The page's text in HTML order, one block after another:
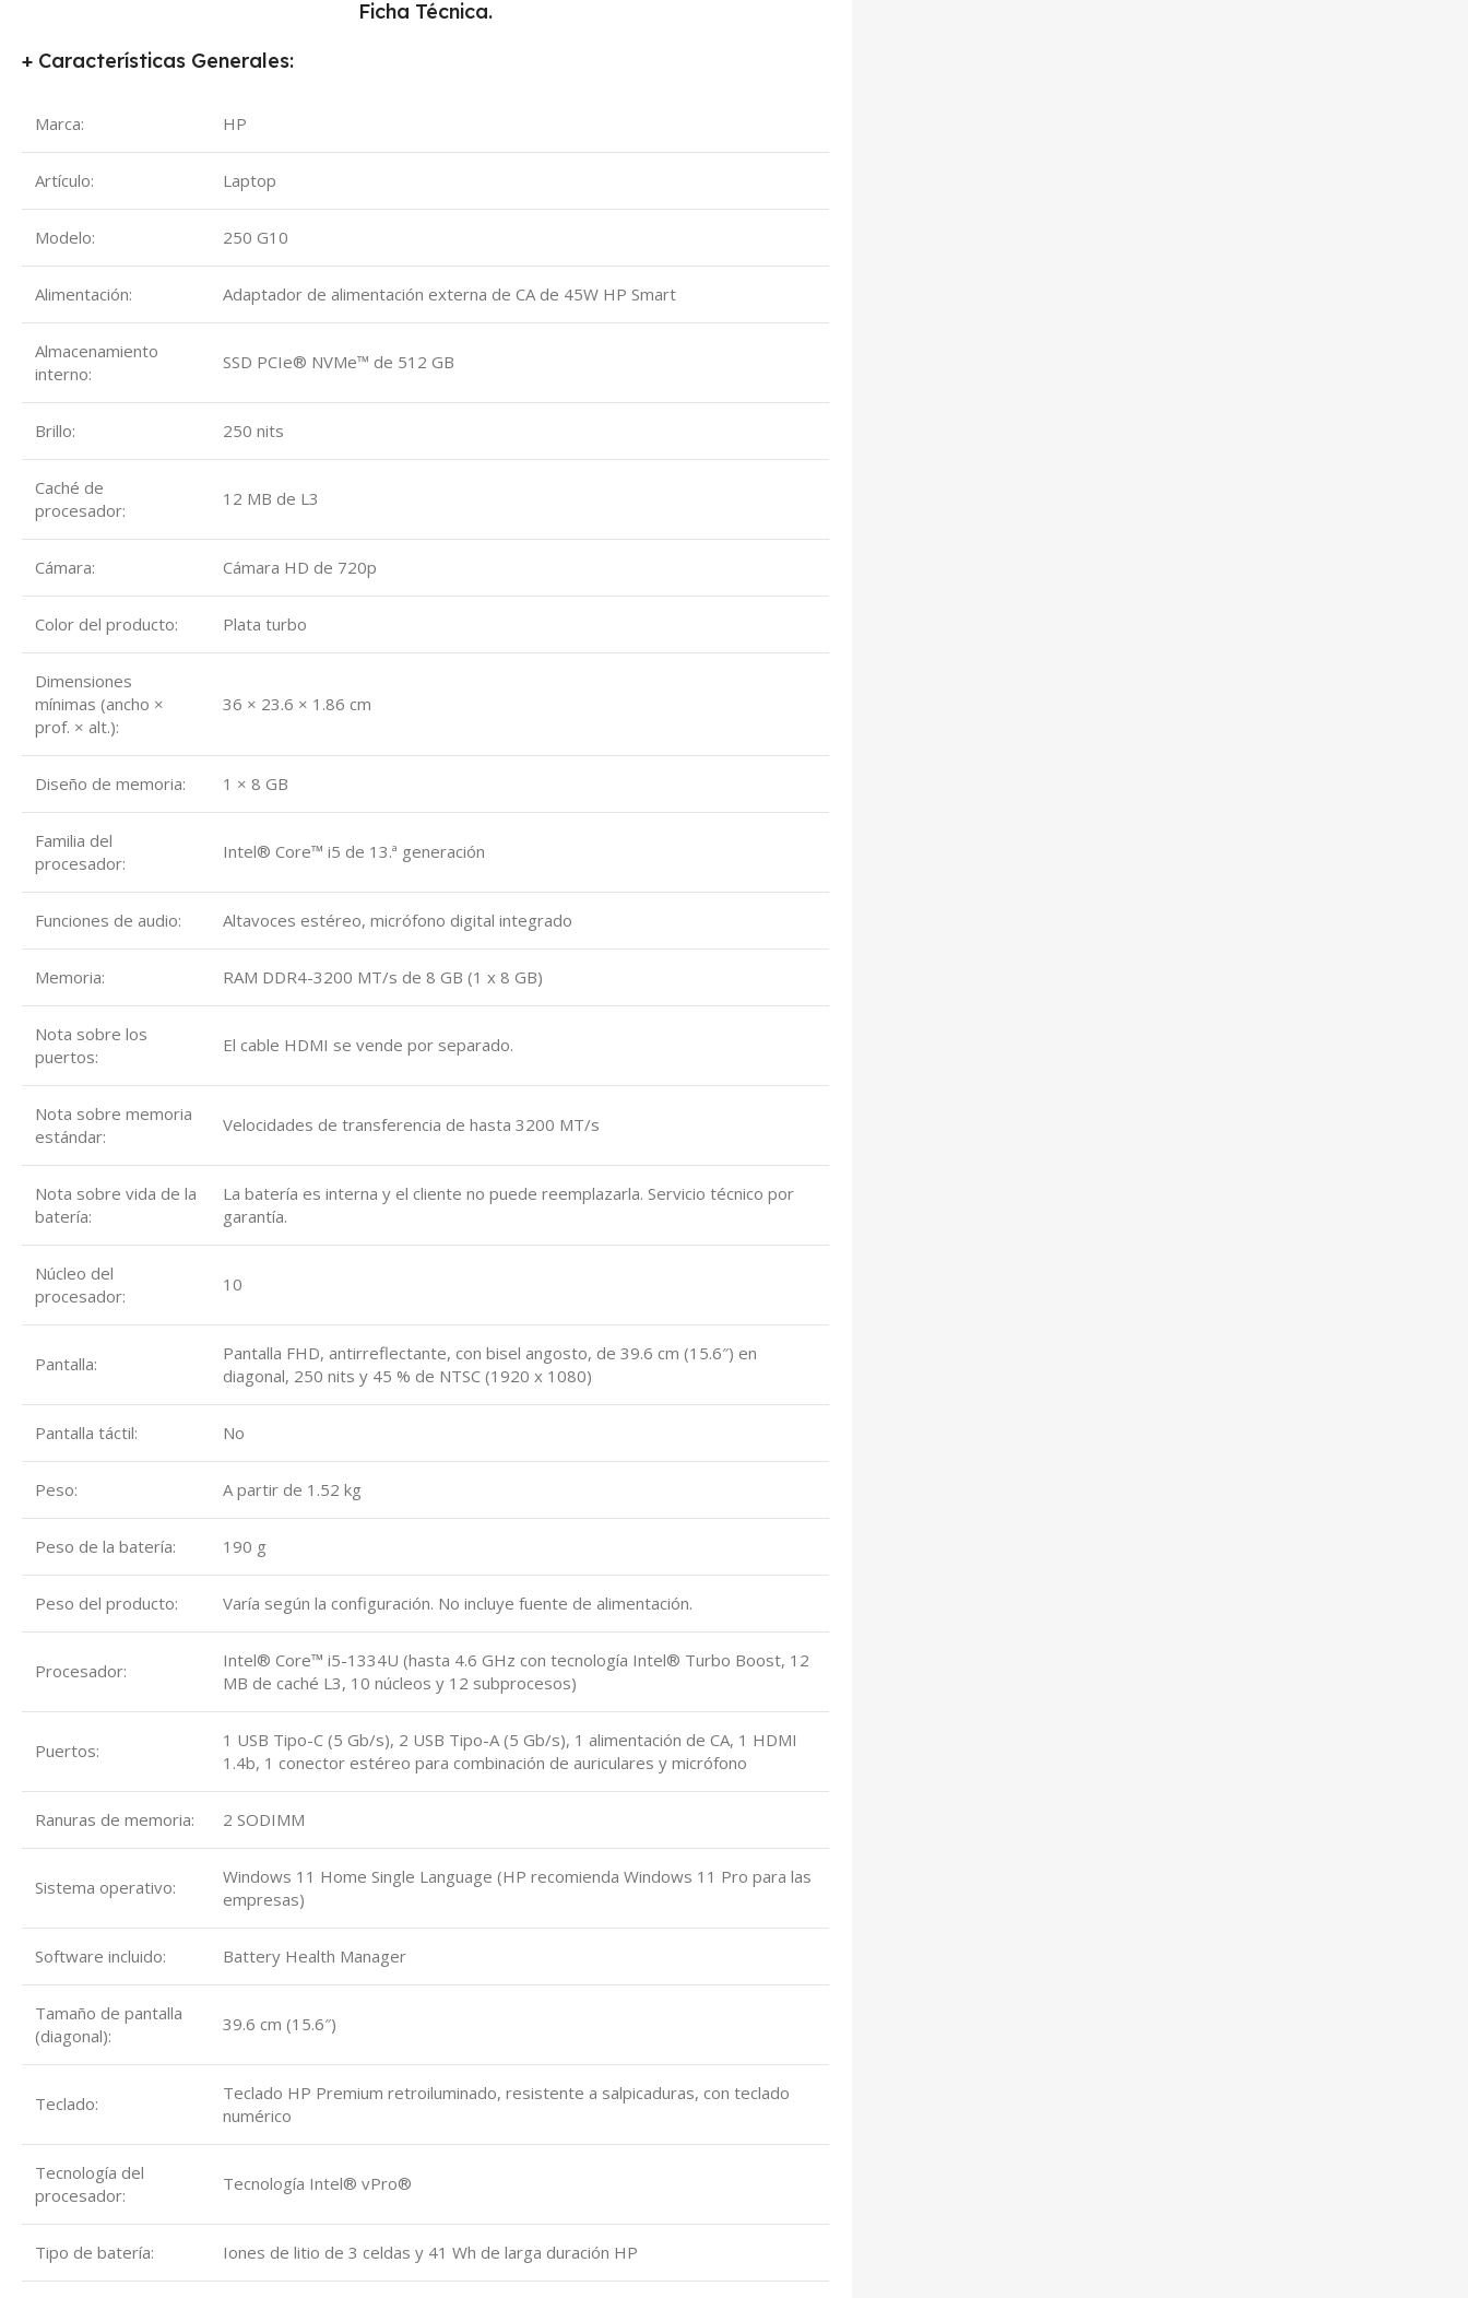
Ficha Técnica.
+ Características Generales:
Marca: HP
Artículo: Laptop
Modelo: 250 G10
Alimentación: Adaptador de alimentación externa de CA de 45W HP Smart
Almacenamiento
interno:
SSD PCIe® NVMe™ de 512 GB
Brillo: 250 nits
Caché de
procesador:
12 MB de L3
Cámara: Cámara HD de 720p
Color del producto: Plata turbo
Dimensiones
mínimas (ancho ×
prof. × alt.):
36 × 23.6 × 1.86 cm
Diseño de memoria: 1 × 8 GB
Familia del
procesador:
Intel® Core™ i5 de 13.ª generación
Funciones de audio: Altavoces estéreo, micrófono digital integrado
Memoria: RAM DDR4-3200 MT/s de 8 GB (1 x 8 GB)
Nota sobre los
puertos:
El cable HDMI se vende por separado.
Nota sobre memoria
estándar:
Velocidades de transferencia de hasta 3200 MT/s
Nota sobre vida de la
batería:
La batería es interna y el cliente no puede reemplazarla. Servicio técnico por
garantía.
Núcleo del
procesador:
10
Pantalla:
Pantalla FHD, antirreflectante, con bisel angosto, de 39.6 cm (15.6″) en
diagonal, 250 nits y 45 % de NTSC (1920 x 1080)
Pantalla táctil: No
Peso: A partir de 1.52 kg
Peso de la batería: 190 g
Peso del producto: Varía según la configuración. No incluye fuente de alimentación.
Procesador:
Intel® Core™ i5-1334U (hasta 4.6 GHz con tecnología Intel® Turbo Boost, 12
MB de caché L3, 10 núcleos y 12 subprocesos)
Puertos:
1 USB Tipo-C (5 Gb/s), 2 USB Tipo-A (5 Gb/s), 1 alimentación de CA, 1 HDMI
1.4b, 1 conector estéreo para combinación de auriculares y micrófono
Ranuras de memoria: 2 SODIMM
Sistema operativo:
Windows 11 Home Single Language (HP recomienda Windows 11 Pro para las
empresas)
Software incluido: Battery Health Manager
Tamaño de pantalla
(diagonal):
39.6 cm (15.6″)
Teclado:
Teclado HP Premium retroiluminado, resistente a salpicaduras, con teclado
numérico
Tecnología del
procesador:
Tecnología Intel® vPro®
Tipo de batería: Iones de litio de 3 celdas y 41 Wh de larga duración HP